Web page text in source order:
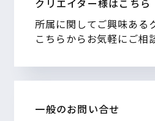
所属に関してご興味ある
こちらからお気軽にご相
一般のお問い合せ